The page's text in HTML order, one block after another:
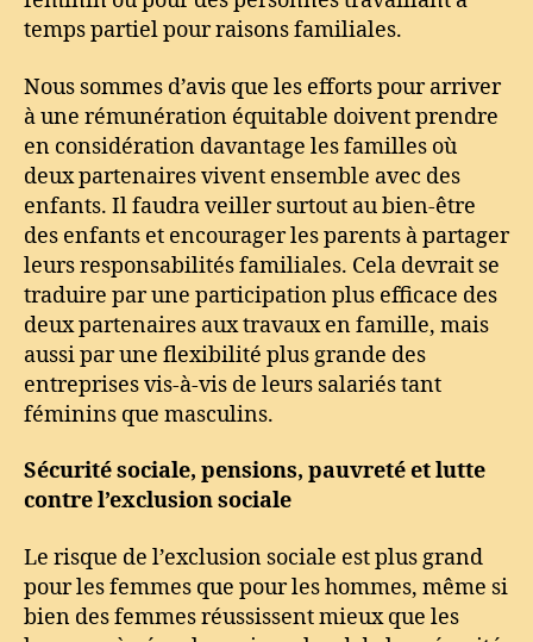
temps partiel pour raisons familiales.
Nous sommes d’avis que les efforts pour arriver
à une rémunération équitable doivent prendre
en considération davantage les familles où
deux partenaires vivent ensemble avec des
enfants. Il faudra veiller surtout au bien-être
des enfants et encourager les parents à partager
leurs responsabilités familiales. Cela devrait se
traduire par une participation plus efficace des
deux partenaires aux travaux en famille, mais
aussi par une flexibilité plus grande des
entreprises vis-à-vis de leurs salariés tant
féminins que masculins.
Sécurité sociale, pensions, pauvreté et lutte
contre l’exclusion sociale
Le risque de l’exclusion sociale est plus grand
pour les femmes que pour les hommes, même si
bien des femmes réussissent mieux que les